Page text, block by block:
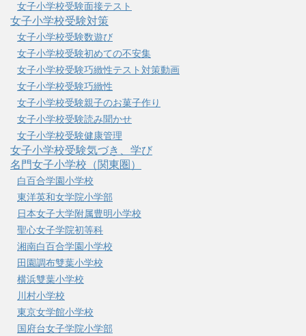
女子小学校受験面接テスト
女子小学校受験対策
女子小学校受験数遊び
女子小学校受験初めての不安集
女子小学校受験巧緻性テスト対策動画
女子小学校受験巧緻性
女子小学校受験親子のお菓子作り
女子小学校受験読み聞かせ
女子小学校受験健康管理
女子小学校受験気づき、学び
名門女子小学校（関東圏）
白百合学園小学校
東洋英和女学院小学部
日本女子大学附属豊明小学校
聖心女子学院初等科
湘南白百合学園小学校
田園調布雙葉小学校
横浜雙葉小学校
川村小学校
東京女学館小学校
国府台女子学院小学部